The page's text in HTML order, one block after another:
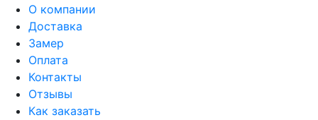
О компании
Доставка
Замер
Оплата
Контакты
Отзывы
Как заказать